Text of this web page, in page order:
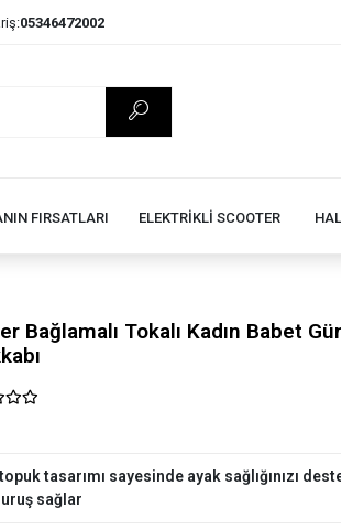
05346472002
FIRSATLARI ELEKTRİKLİ SCOOTER
Bağlamalı Tokalı Kadın Babet
tasarımı sayesinde ayak sağlığınızı
sağlar